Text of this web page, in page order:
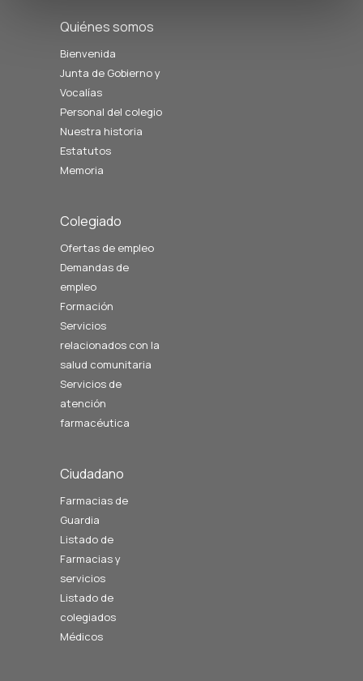
Quiénes somos
Bienvenida
Junta de Gobierno y
Vocalías
Personal del colegio
Nuestra historia
Estatutos
Memoria
Colegiado
Ofertas de empleo
Demandas de
empleo
Formación
Servicios
relacionados con la
salud comunitaria
Servicios de
atención
farmacéutica
Ciudadano
Farmacias de
Guardia
Listado de
Farmacias y
servicios
Listado de
colegiados
Médicos